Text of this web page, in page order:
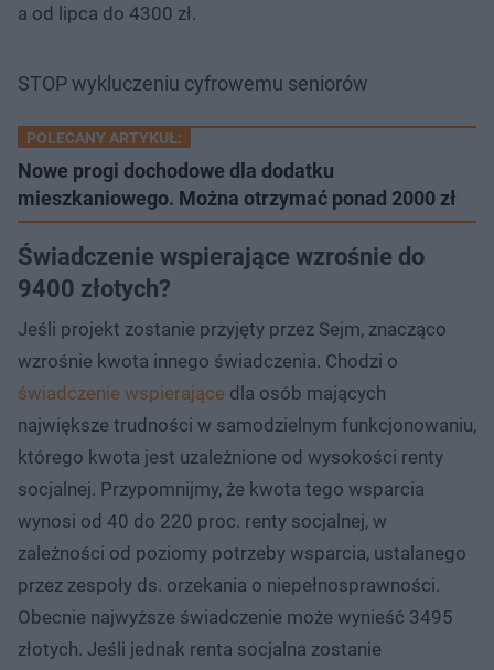
a od lipca do 4300 zł.
STOP wykluczeniu cyfrowemu seniorów
POLECANY ARTYKUŁ:
Nowe progi dochodowe dla dodatku
mieszkaniowego. Można otrzymać ponad 2000 zł
Świadczenie wspierające wzrośnie do
9400 złotych?
Jeśli projekt zostanie przyjęty przez Sejm, znacząco
wzrośnie kwota innego świadczenia. Chodzi o
świadczenie wspierające dla osób mających
największe trudności w samodzielnym funkcjonowaniu,
którego kwota jest uzależnione od wysokości renty
socjalnej. Przypomnijmy, że kwota tego wsparcia
wynosi od 40 do 220 proc. renty socjalnej, w
zależności od poziomy potrzeby wsparcia, ustalanego
przez zespoły ds. orzekania o niepełnosprawności.
Obecnie najwyższe świadczenie może wynieść 3495
złotych. Jeśli jednak renta socjalna zostanie